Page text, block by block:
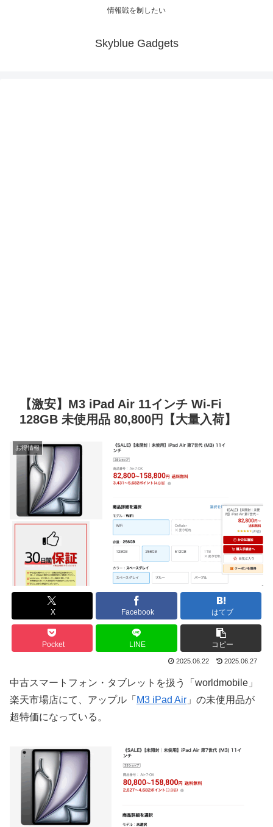
情報戦を制したい
Skyblue Gadgets
【激安】M3 iPad Air 11インチ Wi-Fi
128GB 未使用品 80,800円【大量入荷】
お得情報
X Facebook はてブ
Pocket LINE コピー
2025.06.22 2025.06.27
中古スマートフォン・タブレットを扱う「worldmobile」
楽天市場店にて、アップル「 M3 iPad Air 」の未使用品が
超特価になっている。